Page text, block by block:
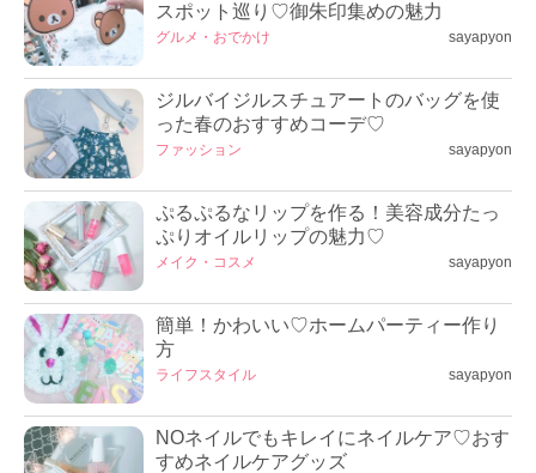
スポット巡り♡御朱印集めの魅力
グルメ・おでかけ sayapyon
ジルバイジルスチュアートのバッグを使
った春のおすすめコーデ♡
ファッション sayapyon
ぷるぷるなリップを作る！美容成分たっ
ぷりオイルリップの魅力♡
メイク・コスメ sayapyon
簡単！かわいい♡ホームパーティー作り
方
ライフスタイル sayapyon
NOネイルでもキレイにネイルケア♡おす
すめネイルケアグッズ